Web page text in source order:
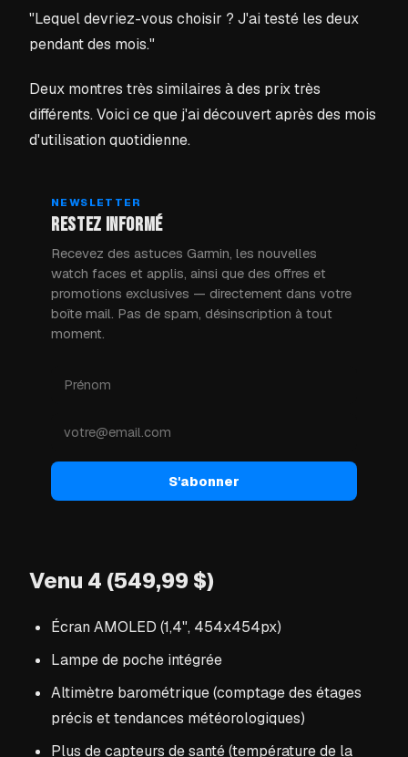
"Lequel devriez-vous choisir ? J'ai testé les deux
pendant des mois."
Deux montres très similaires à des prix très
différents. Voici ce que j'ai découvert après des mois
d'utilisation quotidienne.
NEWSLETTER
RESTEZ INFORMÉ
Recevez des astuces Garmin, les nouvelles
watch faces et applis, ainsi que des offres et
promotions exclusives — directement dans votre
boîte mail. Pas de spam, désinscription à tout
moment.
S'abonner
Venu 4 (549,99 $)
Écran AMOLED (1,4", 454x454px)
Lampe de poche intégrée
Altimètre barométrique (comptage des étages
précis et tendances météorologiques)
Plus de capteurs de santé (température de la